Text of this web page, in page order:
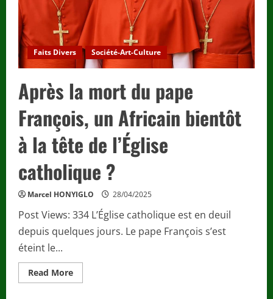
Président
Burkinabè
Ibrahim
Traoré.
Faits Divers Société-Art-Culture
Après la mort du pape
François, un Africain bientôt
à la tête de l’Église
catholique ?
Marcel HONYIGLO 28/04/2025
Post Views: 334 L’Église catholique est en deuil
depuis quelques jours. Le pape François s’est
éteint le...
Read MoreRead
more